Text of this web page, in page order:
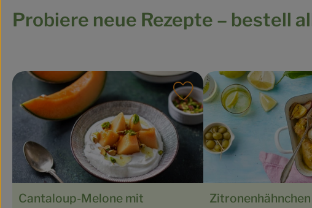
Probiere neue Rezepte – bestell
Cantaloup-Melone mit
Rezept zu Favouriten
Zitronenhähnchen